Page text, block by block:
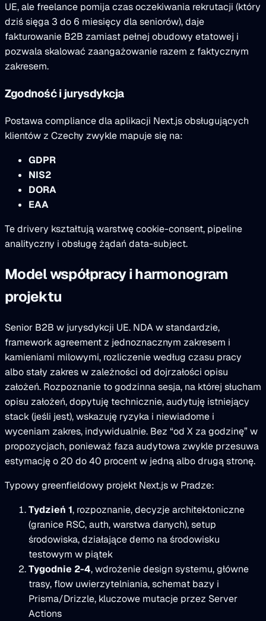
UE, ale freelance pomija czas oczekiwania rekrutacji (który
dziś sięga 3 do 6 miesięcy dla seniorów), daje
fakturowanie B2B zamiast pełnej obudowy etatowej i
pozwala skalować zaangażowanie razem z faktycznym
zakresem.
Zgodność i jurysdykcja
Postawa compliance dla aplikacji Next.js obsługujących
klientów z Czechy zwykle mapuje się na:
GDPR
NIS2
DORA
EAA
Te drivery kształtują warstwę cookie-consent, pipeline
analityczny i obsługę żądań data-subject.
Model współpracy i harmonogram
projektu
Senior B2B w jurysdykcji UE. NDA w standardzie,
framework agreement z jednoznacznym zakresem i
kamieniami milowymi, rozliczenie według czasu pracy
albo stały zakres w zależności od dojrzałości opisu
założeń. Rozpoznanie to godzinna sesja, na której słucham
opisu założeń, dopytuję technicznie, audytuję istniejący
stack (jeśli jest), wskazuję ryzyka i niewiadome i
wyceniam zakres, indywidualnie. Bez “od X za godzinę” w
propozycjach, ponieważ faza audytowa zwykle przesuwa
estymację o 20 do 40 procent w jedną albo drugą stronę.
Typowy greenfieldowy projekt Next.js w Pradze:
Tydzień 1, rozpoznanie, decyzje architektoniczne
(granice RSC, auth, warstwa danych), setup
środowiska, działające demo na środowisku
testowym w piątek
Tygodnie 2-4, wdrożenie design systemu, główne
trasy, flow uwierzytelniania, schemat bazy i
Prisma/Drizzle, kluczowe mutacje przez Server
Actions